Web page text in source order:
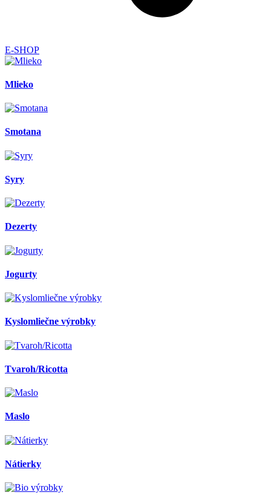
E-SHOP
Mlieko
Smotana
Syry
Dezerty
Jogurty
Kyslomliečne výrobky
Tvaroh/Ricotta
Maslo
Nátierky